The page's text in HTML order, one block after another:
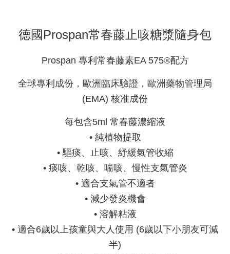
德國Prospan常春藤止咳糖漿隨身包
Prospan 專利常春藤素EA 575®配方
全球專利成份，歐洲臨床驗證，歐洲藥物管理局
(EMA) 核准成份
每包含5ml 常春藤濃縮液
• 純植物提取
• 驅痰、止咳、紓緩氣管收縮
• 痰咳、乾咳、喘咳、慢性支氣管炎
• 適合支氣管不適者
• 減少發炎機會
• 溶解粘液
• 適合6歲以上孩童與大人使用 (6歲以下小朋友可減
半)